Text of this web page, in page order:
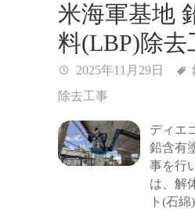
米海軍基地
料(LBP)除去
2025年11月29日
除去工事
ディエ
鉛含有
事を行
は、解
ト(石